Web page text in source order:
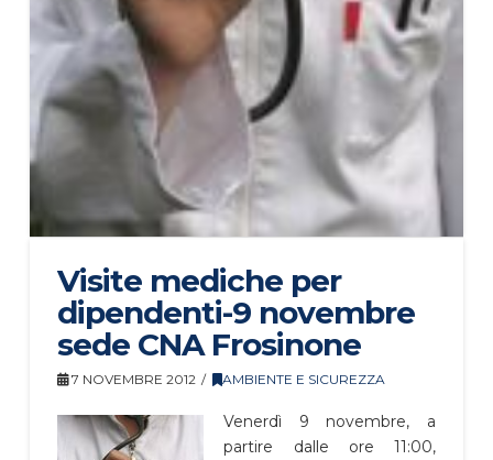
Visite mediche per
dipendenti-9 novembre
sede CNA Frosinone
7 NOVEMBRE 2012 AMBIENTE E SICUREZZA
Venerdì 9 novembre, a
partire dalle ore 11:00,